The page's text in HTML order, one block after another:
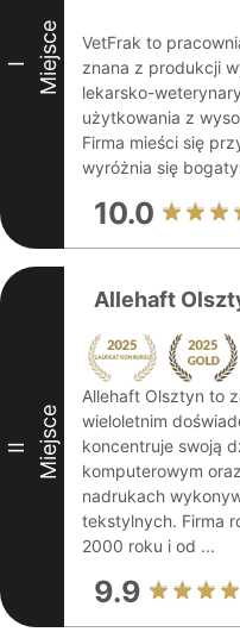
I Miejsce
VetFrak to
znana z produkcji
lekarsko-
użytkowania z
Firma mieści się
wyróżnia się
10.0
II Miejsce
Allehaft
Allehaft Olsztyn to
wieloletnim
koncentruje swoją
komputerowym
nadrukach
tekstylnych. Firma
2000 roku i od ...
9.9